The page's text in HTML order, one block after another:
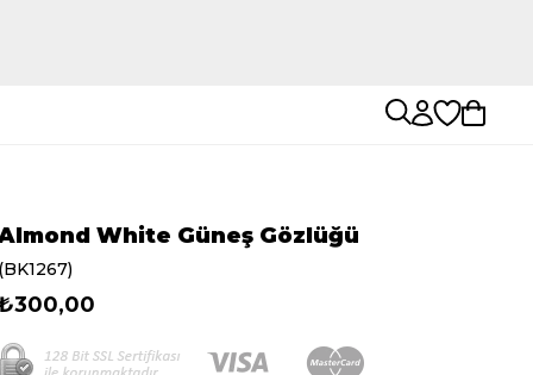
White Güneş Gözlüğü
(BK1267)